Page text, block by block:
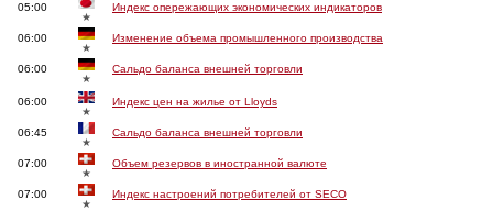
05:00
★
Индекс опережающих экономических индикаторов
06:00
★
Изменение объема промышленного производства
06:00
★
Сальдо баланса внешней торговли
06:00
★
Индекс цен на жилье от Lloyds
06:45
★
Сальдо баланса внешней торговли
07:00
★
Объем резервов в иностранной валюте
07:00
★
Индекс настроений потребителей от SECO